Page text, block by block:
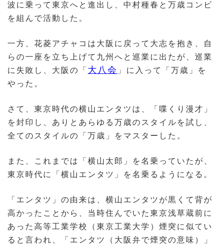
波に乗って東京へと進出し、中村種春と万歳コンビ
を組んで活動した。
一方、花菱アチャコは大阪に戻って大志を抱き、自
らの一座を立ち上げて九州へと巡業に出たが、巡業
に失敗し、大阪の「 大八会 」に入って「万歳」を
やった。
さて、東京時代の横山エンタツは、「喋くり漫才」
を封印し、ありとあらゆる万歳のスタイルを試し、
全てのスタイルの「万歳」をマスターした。
また、これまでは「横山太郎」を名乗っていたが、
東京時代に「横山エンタツ」を名乗るようになる。
「エンタツ」の由来は、横山エンタツが黒くて背が
高かったことから、当時住んでいた東京浅草蔵前に
あった高等工業学校（東京工業大学）煙突に似てい
ると言われ、「エンタツ（大阪弁で煙突の意味）」